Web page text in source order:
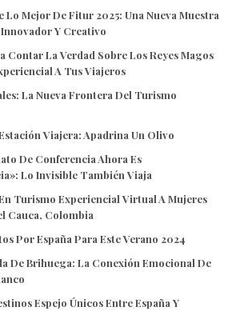
Lo Mejor De Fitur 2025: Una Nueva Muestra
Y Creativo
Contar La Verdad Sobre Los Reyes Magos
A Tus Viajeros
La Nueva Frontera Del Turismo
Viajera: Apadrina Un Olivo
De Conferencia Ahora Es
Lo Invisible También Viaja
Turismo Experiencial Virtual A Mujeres
Cauca, Colombia
Por España Para Este Verano 2024
De Brihuega: La Conexión Emocional De
Espejo Únicos Entre España Y